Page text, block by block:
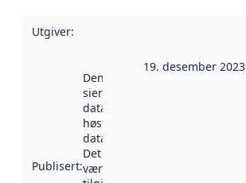
Utgiver:
Publisert:
Denne datoen
sier når
datasettet ble
høstet av
data.norge.no.
Det kan ha
vært
19. desember 2023